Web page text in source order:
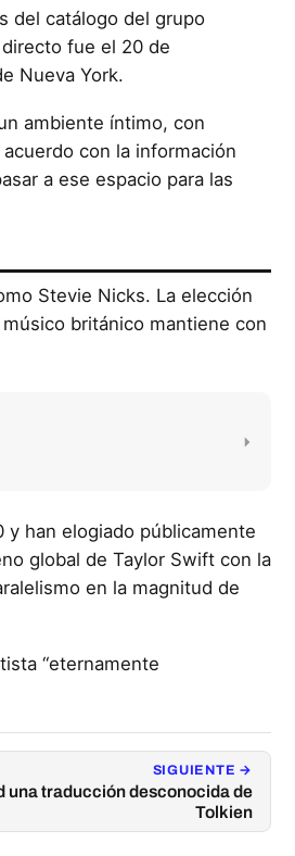
del catálogo del grupo
fue el 20 de
Nueva York.
ambiente íntimo, con
con la información
a ese espacio para las
Stevie Nicks. La elección
británico mantiene con
y han elogiado públicamente
global de Taylor Swift con la
en la magnitud de
“eternamente
SIGUIENTE →
una traducción desconocida de
Tolkien